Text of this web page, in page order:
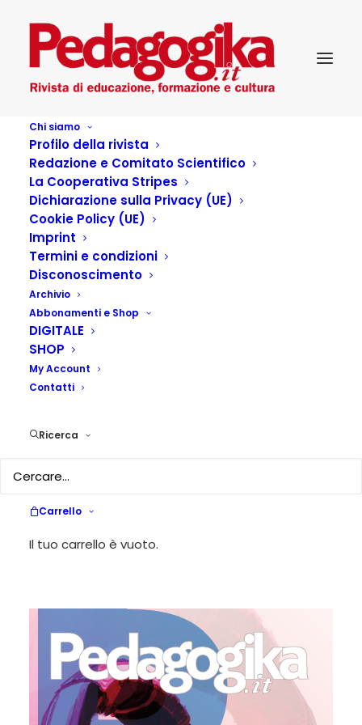
Chi siamo
Profilo della rivista
Redazione e Comitato Scientifico
La Cooperativa Stripes
Dichiarazione sulla Privacy (UE)
Cookie Policy (UE)
Imprint
Termini e condizioni
Disconoscimento
Archivio
Abbonamenti e Shop
DIGITALE
SHOP
My Account
Contatti
Ricerca
Carrello
Il tuo carrello è vuoto.
ShopOriginale
Visualizzazione di 1-10 di 81 risultati